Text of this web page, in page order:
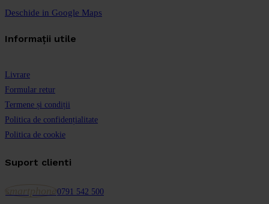
Deschide in Google Maps
Informații utile
Livrare
Formular retur
Termene și condiții
Politica de confidențialitate
Politica de cookie
Suport clienti
0791 542 500